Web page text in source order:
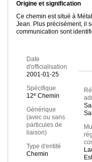
Origine et signification
Ce chemin est situé à
Jean. Plus précisément, il
communication sont
Date
d'officialisation
2001-01-25
Spécifique
12e Chemin
Générique
(avec ou sans
particules de
liaison)
Type d'entité
Chemin
Est